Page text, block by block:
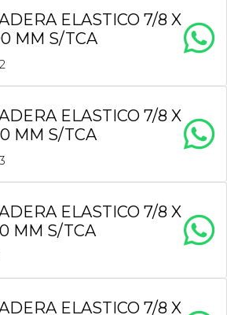
ELASTICO 7/8 X
MM S/TCA
ELASTICO 7/8 X
MM S/TCA
ELASTICO 7/8 X
MM S/TCA
ELASTICO 7/8 X